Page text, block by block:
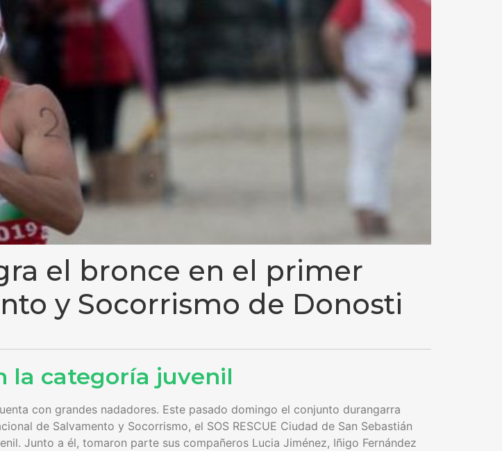
el bronce en el primer
y Socorrismo de Donosti
la categoría juvenil
con grandes nadadores. Este pasado domingo el conjunto durangarra
de Salvamento y Socorrismo, el SOS RESCUE Ciudad de San Sebastián
Junto a él, tomaron parte sus compañeros Lucia Jiménez, Iñigo Fernández